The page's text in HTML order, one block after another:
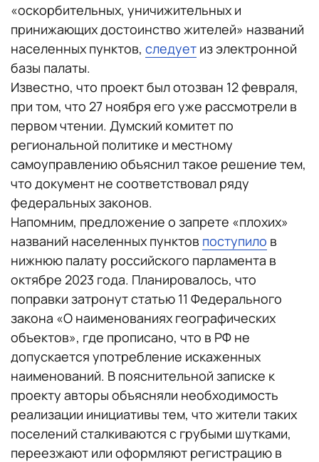
«оскорбительных, уничижительных и
принижающих достоинство жителей» названий
населенных пунктов, следует из электронной
базы палаты.
Известно, что проект был отозван 12 февраля,
при том, что 27 ноября его уже рассмотрели в
первом чтении. Думский комитет по
региональной политике и местному
самоуправлению объяснил такое решение тем,
что документ не соответствовал ряду
федеральных законов.
Напомним, предложение о запрете «плохих»
названий населенных пунктов поступило в
нижнюю палату российского парламента в
октябре 2023 года. Планировалось, что
поправки затронут статью 11 Федерального
закона «О наименованиях географических
объектов», где прописано, что в РФ не
допускается употребление искаженных
наименований. В пояснительной записке к
проекту авторы объясняли необходимость
реализации инициативы тем, что жители таких
поселений сталкиваются с грубыми шутками,
переезжают или оформляют регистрацию в